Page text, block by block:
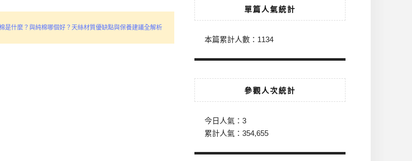
是什麼？與純棉哪個好？天絲材質優缺點與保養建議全解析
單篇人氣統計
本篇累計人數： 1134
參觀人次統計
今日人氣： 3
累計人氣： 354,655